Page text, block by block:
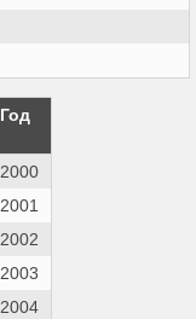
Год
2000
2001
2002
2003
2004